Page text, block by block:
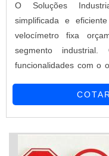
O Soluções
simplificada e
velocímetro fixa
segmento
funcionalidades com o
industrial ou empresas